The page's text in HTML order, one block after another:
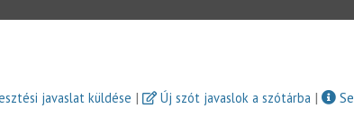
javaslat küldése | Új szót javaslok a szótárba |